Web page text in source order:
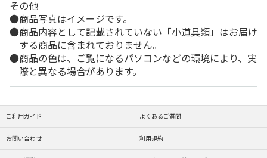
その他
商品写真はイメージです。
商品内容として記載されていない「小道具類」はお届け
する商品に含まれておりません。
商品の色は、ご覧になるパソコンなどの環境により、実
際と異なる場合があります。
ご利用ガイド よくあるご質問
お問い合わせ 利用規約